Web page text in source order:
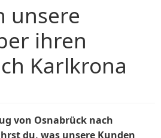
unsere
ihren
Karlkrona
von Osnabrück nach
du, was unsere Kunden